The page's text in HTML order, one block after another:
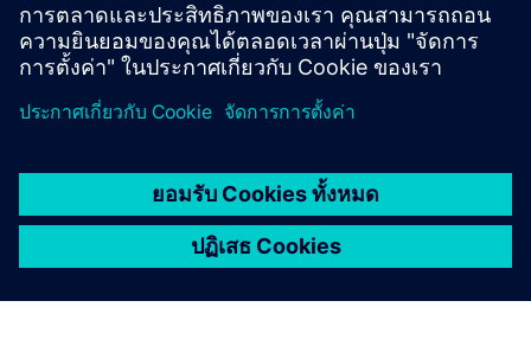
back-up of legacy systems;